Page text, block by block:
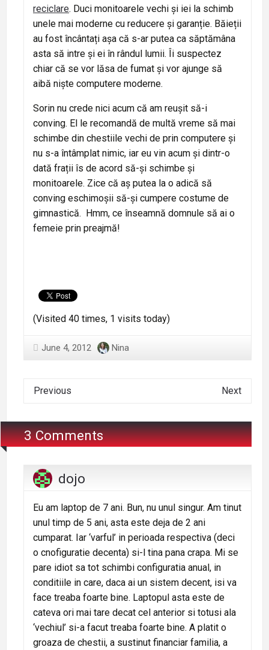
reciclare. Duci monitoarele vechi și iei la schimb
unele mai moderne cu reducere și garanție. Băieții
au fost încântați așa că s-ar putea ca săptămâna
asta să intre și ei în rândul lumii. Îi suspectez
chiar că se vor lăsa de fumat și vor ajunge să
aibă niște computere moderne.
Sorin nu crede nici acum că am reușit să-i
conving. El le recomandă de multă vreme să mai
schimbe din chestiile vechi de prin computere și
nu s-a întâmplat nimic, iar eu vin acum și dintr-o
dată frații îs de acord să-și schimbe și
monitoarele. Zice că aș putea la o adică să
conving eschimoșii să-și cumpere costume de
gimnastică. Hmm, ce înseamnă domnule să ai o
femeie prin preajmă!
(Visited 40 times, 1 visits today)
June 4, 2012 Nina
Previous Next
3 Comments
dojo
Eu am laptop de 7 ani. Bun, nu unul singur. Am tinut
unul timp de 5 ani, asta este deja de 2 ani
cumparat. Iar ‘varful’ in perioada respectiva (deci
o cnofiguratie decenta) si-l tina pana crapa. Mi se
pare idiot sa tot schimbi configuratia anual, in
conditiile in care, daca ai un sistem decent, isi va
face treaba foarte bine. Laptopul asta este de
cateva ori mai tare decat cel anterior si totusi ala
‘vechiul’ si-a facut treaba foarte bine. A platit o
groaza de chestii, a sustinut financiar familia, a